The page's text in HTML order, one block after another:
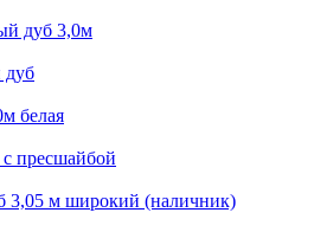
дуб 3,0м
дуб
белая
пресшайбой
3,05 м широкий (наличник)